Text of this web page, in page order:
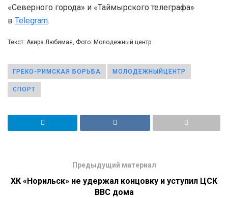
«Северного города» и «Таймырского телеграфа»
в Telegram.
Текст: Акира Любимая, Фото: Молодежный центр
ГРЕКО-РИМСКАЯ БОРЬБА МОЛОДЕЖНЫЙЦЕНТР
СПОРТ
Предыдущий материал
ХК «Норильск» не удержал концовку и уступил ЦСК
ВВС дома